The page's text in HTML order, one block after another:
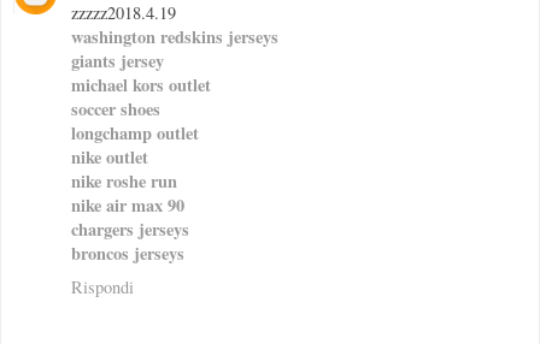
zzzzz2018.4.19
washington redskins jerseys
giants jersey
michael kors outlet
soccer shoes
longchamp outlet
nike outlet
nike roshe run
nike air max 90
chargers jerseys
broncos jerseys
Rispondi